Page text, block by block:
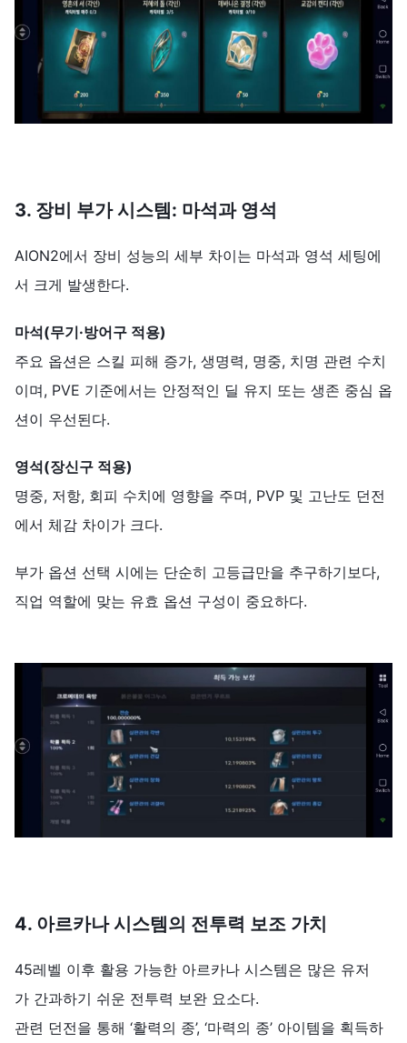
3. 장비 부가 시스템: 마석과 영석
AION2에서 장비 성능의 세부 차이는 마석과 영석 세팅에
서 크게 발생한다.
마석(무기·방어구 적용)
주요 옵션은 스킬 피해 증가, 생명력, 명중, 치명 관련 수치
이며, PVE 기준에서는 안정적인 딜 유지 또는 생존 중심 옵
션이 우선된다.
영석(장신구 적용)
명중, 저항, 회피 수치에 영향을 주며, PVP 및 고난도 던전
에서 체감 차이가 크다.
부가 옵션 선택 시에는 단순히 고등급만을 추구하기보다,
직업 역할에 맞는 유효 옵션 구성이 중요하다.
4. 아르카나 시스템의 전투력 보조 가치
45레벨 이후 활용 가능한 아르카나 시스템은 많은 유저
가 간과하기 쉬운 전투력 보완 요소다.
관련 던전을 통해 ‘활력의 종’, ‘마력의 종’ 아이템을 획득하